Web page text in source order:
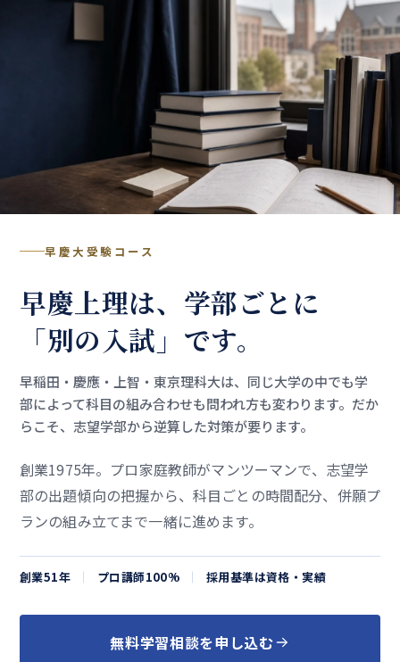
早慶大受験コース
早慶上理は、学部ごとに
「別の入試」です。
早稲田・慶應・上智・東京理科大は、同じ大学の中でも学
部によって科目の組み合わせも問われ方も変わります。だか
らこそ、志望学部から逆算した対策が要ります。
創業1975年。プロ家庭教師がマンツーマンで、志望学
部の出題傾向の把握から、科目ごとの時間配分、併願プ
ランの組み立てまで一緒に進めます。
創業51年 プロ講師100% 採用基準は資格・実績
無料学習相談を申し込む